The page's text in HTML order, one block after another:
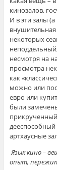
кинозалов,
И в эти залы
некоторых
несмотря на
просмотра
как
можно или
евро или
были
дееспособный
артхаусные
Язык кино –
опыт,